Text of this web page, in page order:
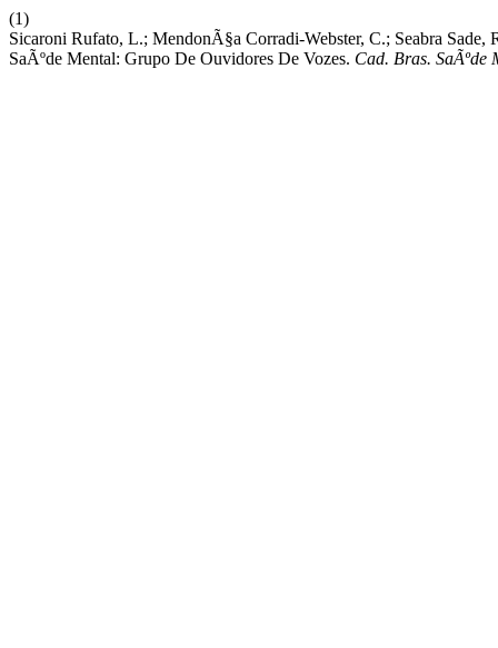
(1)
Sicaroni Rufato, L.; MendonÃ§a Corradi-Webster, C.; Seabra
SaÃºde Mental: Grupo De Ouvidores De Vozes. Cad. Bras. SaÃºde